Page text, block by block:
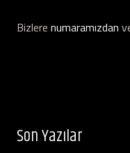
Bizlere numaramızdan
Son Yazılar